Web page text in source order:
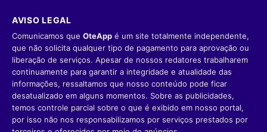
AVISO LEGAL
Comunicamos que OteApp é um site totalmente independente,
que não solicita qualquer tipo de pagamento para aprovação ou
liberação de serviços. Apesar de nossos redatores trabalharem
continuamente para garantir a integridade e atualidade das
informações, ressaltamos que nosso conteúdo pode ficar
desatualizado em alguns momentos. Sobre as publicidades,
temos controle parcial sobre o que é exibido em nosso portal,
por isso não nos responsabilizamos por serviços prestados por